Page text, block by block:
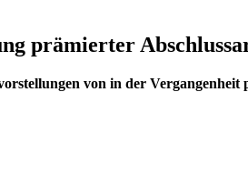
prämierter
von in der Vergangenheit